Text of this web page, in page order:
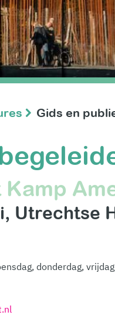
Gids en
Kamp
Utrechtse
donderdag,